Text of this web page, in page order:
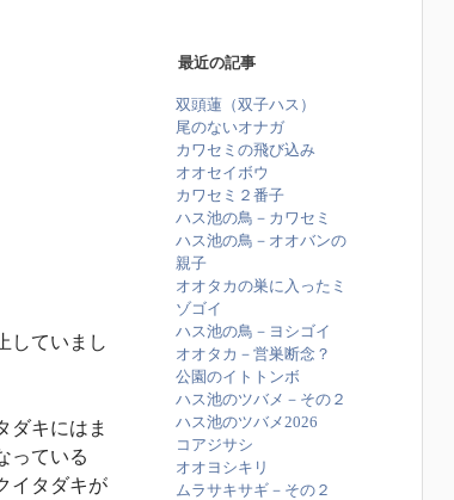
していまし
ダキにはま
っている
イタダキが
最近の記事
双頭蓮（双子ハス）
尾のないオナガ
カワセミの飛び込み
オオセイボウ
カワセミ２番子
ハス池の鳥－カワセミ
ハス池の鳥－オオバンの
親子
オオタカの巣に入ったミ
ゾゴイ
ハス池の鳥－ヨシゴイ
オオタカ－営巣断念？
公園のイトトンボ
ハス池のツバメ－その２
ハス池のツバメ2026
コアジサシ
オオヨシキリ
ムラサキサギ－その２